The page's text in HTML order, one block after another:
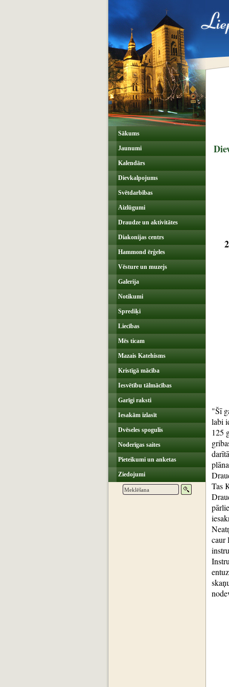
Sākums
Jaunumi
Kalendārs
Dievkalpojums
Svētdarbības
Aizlūgumi
Draudze un aktivitātes
Diakonijas centrs
Hammond ērģeles
Vēsture un muzejs
Galerija
Notikumi
Sprediķi
Liecības
Mēs ticam
Mazais Katehisms
Kristīgā mācība
Iesvētību tālmācības
Garīgi raksti
Iesakām izlasīt
Dvēseles spogulis
Noderīgas saites
Pieteikumi un anketas
Ziedojumi
"Šī
labi
125
Tas
caur